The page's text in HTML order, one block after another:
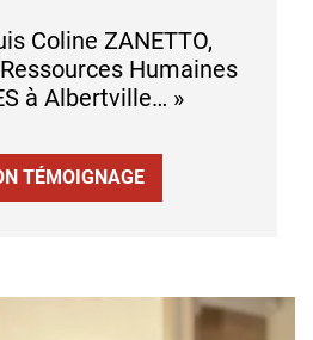
Coline ZANETTO,
Humaines
à Albertville… »
TÉMOIGNAGE